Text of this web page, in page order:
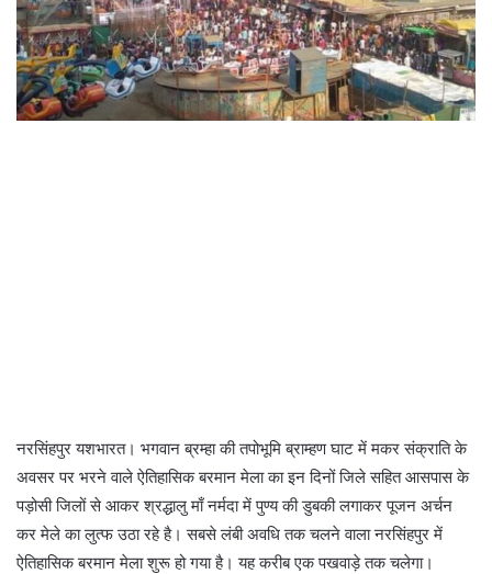
नरसिंहपुर यशभारत। भगवान ब्रम्हा की तपोभूमि ब्राम्हण घाट में मकर संक्राति के
अवसर पर भरने वाले ऐतिहासिक बरमान मेला का इन दिनों जिले सहित आसपास के
पड़ोसी जिलों से आकर श्रद्धालु माँ नर्मदा में पुण्य की डुबकी लगाकर पूजन अर्चन
कर मेले का लुत्फ उठा रहे है। सबसे लंबी अवधि तक चलने वाला नरसिंहपुर में
ऐतिहासिक बरमान मेला शुरू हो गया है। यह करीब एक पखवाड़े तक चलेगा।